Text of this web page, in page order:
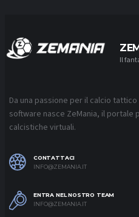
Il
Da una passione per il calcio
software nasce ZeMania, il portale
calcistiche virtuali.
CONTATTACI
INFO@ZEMANIA.IT
ENTRA NEL NOSTRO TEAM
INFO@ZEMANIA.IT